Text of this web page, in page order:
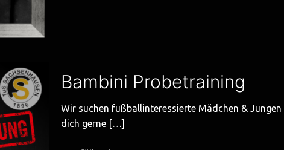
Bambini Probetraining
Wir suchen fußballinteressierte Mädchen &
dich gerne […]